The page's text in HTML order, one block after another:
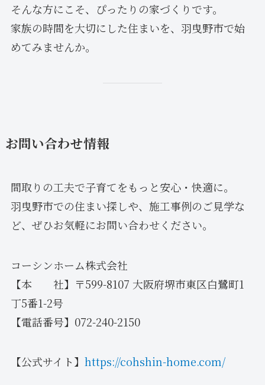
そんな方にこそ、ぴったりの家づくりです。
家族の時間を大切にした住まいを、羽曳野市で始
めてみませんか。
お問い合わせ情報
間取りの工夫で子育てをもっと安心・快適に。
羽曳野市での住まい探しや、施工事例のご見学な
ど、ぜひお気軽にお問い合わせください。
コーシンホーム株式会社
【本 社】〒599-8107 大阪府堺市東区白鷺町1
丁5番1-2号
【電話番号】072-240-2150
【公式サイト】 https://cohshin-home.com/